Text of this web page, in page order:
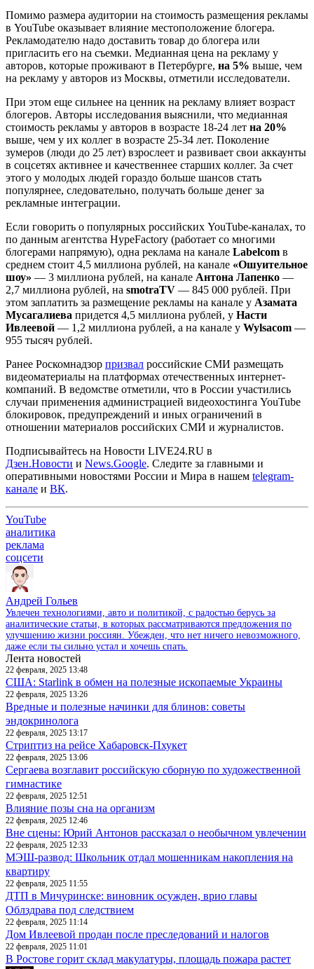
Помимо размера аудитории на стоимость размещения рекламы
в YouTube оказывает влияние местоположение блогера.
Рекламодателю надо доставить товар до блогера или
пригласить его на съемки. Медианная цена на рекламу у
авторов, которые проживают в Петербурге, на 5% выше, чем
на рекламу у авторов из Москвы, отметили исследователи.
При этом еще сильнее на ценник на рекламу влияет возраст
блогеров. Авторы исследования выяснили, что медианная
стоимость рекламы у авторов в возрасте 18-24 лет на 20%
выше, чем у их коллег в возрасте 25-34 лет. Поколение
зумеров (люди до 25 лет) взрослеет и развивает свои аккаунты
в соцсетях активнее и качественнее старших коллег. За счет
этого у молодых людей гораздо больше шансов стать
популярнее, следовательно, получать больше денег за
рекламные интеграции.
Если говорить о популярных российских YouTube-каналах, то
по данным агентства HypeFactory (работает со многими
блогерами напрямую), одна реклама на канале Labelcom в
среднем стоит 4,5 миллиона рублей, на канале «Ошуительное
шоу» — 3 миллиона рублей, на канале Антона Лапенко —
2,7 миллиона рублей, на smotraTV — 845 000 рублей. При
этом заплатить за размещение рекламы на канале у Азамата
Мусагалиева придется 4,5 миллиона рублей, у Насти
Ивлеевой — 1,2 миллиона рублей, а на канале у Wylsacom —
955 тысяч рублей.
Ранее Роскомнадзор призвал российские СМИ размещать
видеоматериалы на платформах отечественных интернет-
компаний. В ведомстве отметили, что в России участились
случаи применения администрацией видеохостинга YouTube
блокировок, предупреждений и иных ограничений в
отношении материалов российских СМИ и журналистов.
Подписывайтесь на Новости LIVE24.RU в
Дзен.Новости и News.Google. Следите за главными и
оперативными новостями России и Мира в нашем telegram-
канале и ВК.
YouTube
аналитика
реклама
соцсети
Андрей Гольев
Увлечен технологиями, авто и политикой, с радостью берусь за
аналитические статьи, в которых рассматриваются предложения по
улучшению жизни россиян. Убежден, что нет ничего невозможного,
даже если ты сильно устал и хочешь спать.
Лента новостей
22 февраля, 2025 13:48
США: Starlink в обмен на полезные ископаемые Украины
22 февраля, 2025 13:26
Вредные и полезные начинки для блинов: советы
эндокринолога
22 февраля, 2025 13:17
Стриптиз на рейсе Хабаровск-Пхукет
22 февраля, 2025 13:06
Сергаева возглавит российскую сборную по художественной
гимнастике
22 февраля, 2025 12:51
Влияние позы сна на организм
22 февраля, 2025 12:46
Вне сцены: Юрий Антонов рассказал о необычном увлечении
22 февраля, 2025 12:33
МЭШ-развод: Школьник отдал мошенникам накопления на
квартиру
22 февраля, 2025 11:55
ДТП в Мичуринске: виновник осужден, врио главы
Облздрава под следствием
22 февраля, 2025 11:14
Дом Ивлеевой продан после преследований и налогов
22 февраля, 2025 11:01
В Ростове горит склад макулатуры, площадь пожара растет